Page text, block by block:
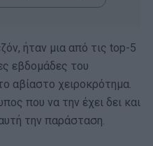
ήταν μια από τις top-5
εβδομάδες του
αβίαστο χειροκρότημα.
που να την έχει δει και
την παράσταση.